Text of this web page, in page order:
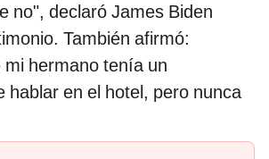
no", declaró James Biden
También afirmó:
hermano tenía un
hablar en el hotel, pero nunca